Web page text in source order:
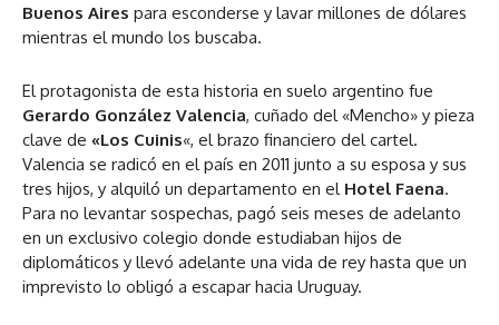
Buenos Aires para esconderse y lavar millones de dólares
mientras el mundo los buscaba.
El protagonista de esta historia en suelo argentino fue
Gerardo González Valencia, cuñado del «Mencho» y pieza
clave de «Los Cuinis«, el brazo financiero del cartel.
Valencia se radicó en el país en 2011 junto a su esposa y sus
tres hijos, y alquiló un departamento en el Hotel Faena.
Para no levantar sospechas, pagó seis meses de adelanto
en un exclusivo colegio donde estudiaban hijos de
diplomáticos y llevó adelante una vida de rey hasta que un
imprevisto lo obligó a escapar hacia Uruguay.